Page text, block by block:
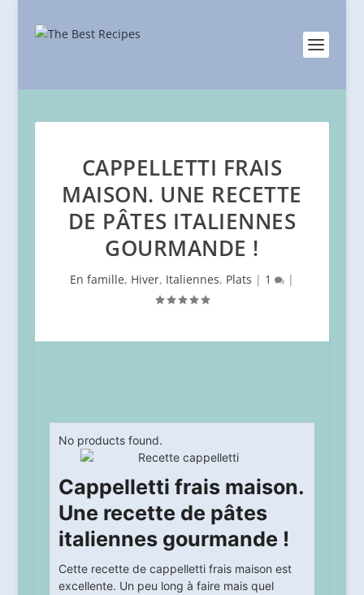
CAPPELLETTI FRAIS
MAISON. UNE RECETTE
DE PÂTES ITALIENNES
GOURMANDE !
En famille, Hiver, Italiennes, Plats | 1 |
No products found.
Cappelletti frais maison.
Une recette de pâtes
italiennes gourmande !
Cette recette de cappelletti frais maison est
excellente. Un peu long à faire mais quel